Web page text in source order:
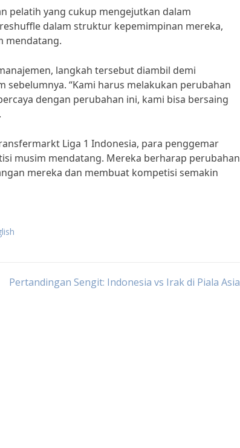
pelatih yang cukup mengejutkan dalam
dalam struktur kepemimpinan mereka,
mendatang.
langkah tersebut diambil demi
“Kami harus melakukan perubahan
dengan perubahan ini, kami bisa bersaing
Liga 1 Indonesia, para penggemar
musim mendatang. Mereka berharap perubahan
mereka dan membuat kompetisi semakin
Pertandingan Sengit: Indonesia vs Irak di Piala Asia